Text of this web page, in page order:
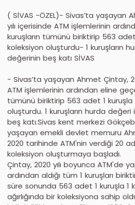
( SİVAS -ÖZEL)- Sivas’ta yaşayan
yılı içerisinde ATM işlemlerinin
kuruşların tümünü biriktirip 563
koleksiyon oluşturdu- 1 kuruşların
değerinin beş katı SİVAS
- Sivas’ta yaşayan Ahmet Çintay,
ATM işlemlerinin ardından eline
tümünü biriktirip 563 adet 1 kuruşla
oluşturdu. 1 kuruşların hurda
beş katı.Sivas kent merkezi
yaşayan emekli devlet memuru
2020 tarihinde ATM'nin verdiği 20
koleksiyon oluşturmaya başladı.
Çintay, 2020 yılı boyunca ATM'de
ardından aldığı tüm 1 kuruşları
süre sonunda 563 adet 1 kuruşla 1
ağırlığında bir koleksiyona sahip